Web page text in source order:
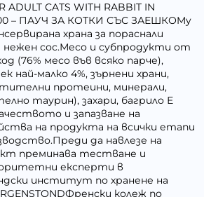
ADULT CATS WITH RABBIT IN
– ПАУЧ ЗА КОТКИ СЪС ЗАЕШКОMy
храна за пораснали
нежен сос.Месо и субпродукти от
(76% месо във всяко парче),
най-малко 4%, зърнени храни,
протеини, минерали,
таурин), захари, багрило Е
и запазване на
на продукта на всички етапи
да навлезе на
преминава тестване и
експерти в
институт по хранене на
колеж по